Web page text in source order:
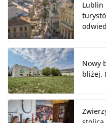
Lublin
Nowy
bliżej.